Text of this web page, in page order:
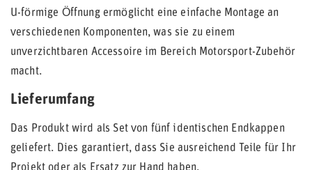
U-förmige Öffnung ermöglicht eine einfache Montage an
verschiedenen Komponenten, was sie zu einem
unverzichtbaren Accessoire im Bereich Motorsport-Zubehör
macht.
Lieferumfang
Das Produkt wird als Set von fünf identischen Endkappen
geliefert. Dies garantiert, dass Sie ausreichend Teile für Ihr